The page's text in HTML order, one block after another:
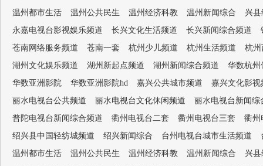
温州都市生活
温州公共民生 温州经济科教 温州新闻综合
兴
永嘉电视台影视娱乐频道
长兴文化生活频道 长兴新闻综合频道
苍南网络服务频道
苍南一套 杭州少儿频道 杭州生活频道
杭州
湖州文化娱乐频道
湖州新起点频道 湖州新闻综合频道
华数杭州
华数亚洲影院
华数亚洲影院hd 嘉兴公共城市频道
嘉兴文化影视
丽水电视台公共频道
丽水电视台文化休闲频道
丽水电视台新闻综
普陀电视台新闻综合频道
衢州电视台二套 衢州电视台三套
衢州
绍兴县中国轻纺城频道
绍兴新闻综合 台州电视台城市生活频道
温州都市生活
温州公共民生 温州经济科教 温州新闻综合
兴